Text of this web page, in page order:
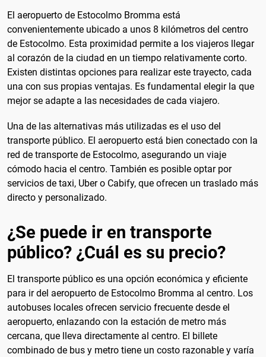
El aeropuerto de Estocolmo Bromma está
convenientemente ubicado a unos 8 kilómetros del centro
de Estocolmo. Esta proximidad permite a los viajeros llegar
al corazón de la ciudad en un tiempo relativamente corto.
Existen distintas opciones para realizar este trayecto, cada
una con sus propias ventajas. Es fundamental elegir la que
mejor se adapte a las necesidades de cada viajero.
Una de las alternativas más utilizadas es el uso del
transporte público. El aeropuerto está bien conectado con la
red de transporte de Estocolmo, asegurando un viaje
cómodo hacia el centro. También es posible optar por
servicios de taxi, Uber o Cabify, que ofrecen un traslado más
directo y personalizado.
¿Se puede ir en transporte
público? ¿Cuál es su precio?
El transporte público es una opción económica y eficiente
para ir del aeropuerto de Estocolmo Bromma al centro. Los
autobuses locales ofrecen servicio frecuente desde el
aeropuerto, enlazando con la estación de metro más
cercana, que lleva directamente al centro. El billete
combinado de bus y metro tiene un costo razonable y varía